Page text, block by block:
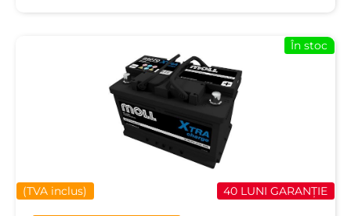
40 LUNI GARANȚIE
(TVA inclus)
În stoc